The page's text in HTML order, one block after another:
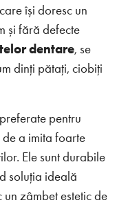
își doresc un
și fără defecte
dentare, se
dinți pătați, ciobiți
pentru
a imita foarte
Ele sunt durabile
soluția ideală
zâmbet estetic de